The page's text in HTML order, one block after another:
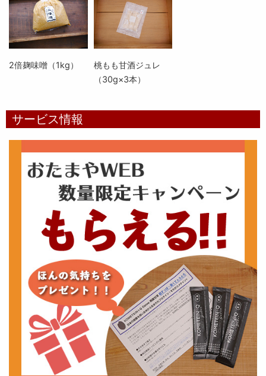
2倍麹味噌（1kg）
桃もも甘酒ジュレ
（30g×3本）
サービス情報